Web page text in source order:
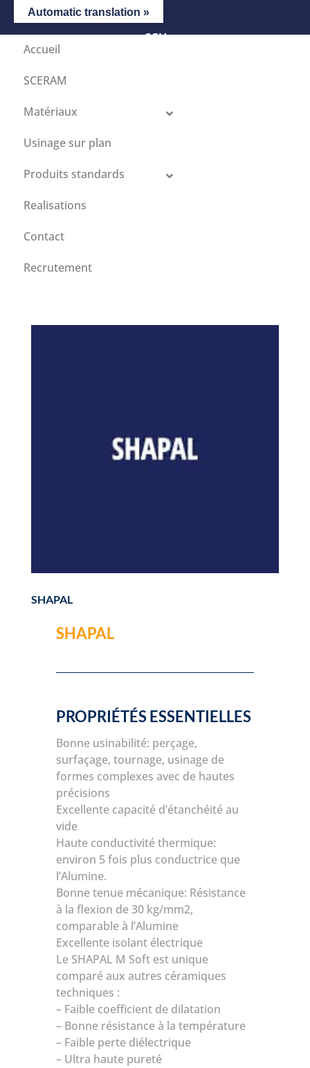
CGV
Accueil
SCERAM
Matériaux
Usinage sur plan
Produits standards
Realisations
Contact
Recrutement
SHAPAL
SHAPAL
PROPRIÉTÉS ESSENTIELLES
Bonne usinabilité: perçage,
surfaçage, tournage, usinage de
formes complexes avec de hautes
précisions
Excellente capacité d’étanchéité au
vide
Haute conductivité thermique:
environ 5 fois plus conductrice que
l’Alumine.
Bonne tenue mécanique: Résistance
à la flexion de 30 kg/mm2,
comparable à l’Alumine
Excellente isolant électrique
Le SHAPAL M Soft est unique
comparé aux autres céramiques
techniques :
– Faible coefficient de dilatation
– Bonne résistance à la température
– Faible perte diélectrique
– Ultra haute pureté
Automatic translation »